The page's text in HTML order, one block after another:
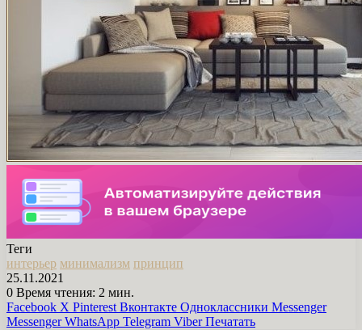
Теги
интерьер минимализм принцип
25.11.2021
0 Время чтения: 2 мин.
Facebook X Pinterest Вконтакте Одноклассники Messenger
Messenger WhatsApp Telegram Viber Печатать